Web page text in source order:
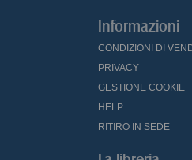
Informazioni
CONDIZIONI DI
PRIVACY
GESTIONE COOKIE
HELP
RITIRO IN SEDE